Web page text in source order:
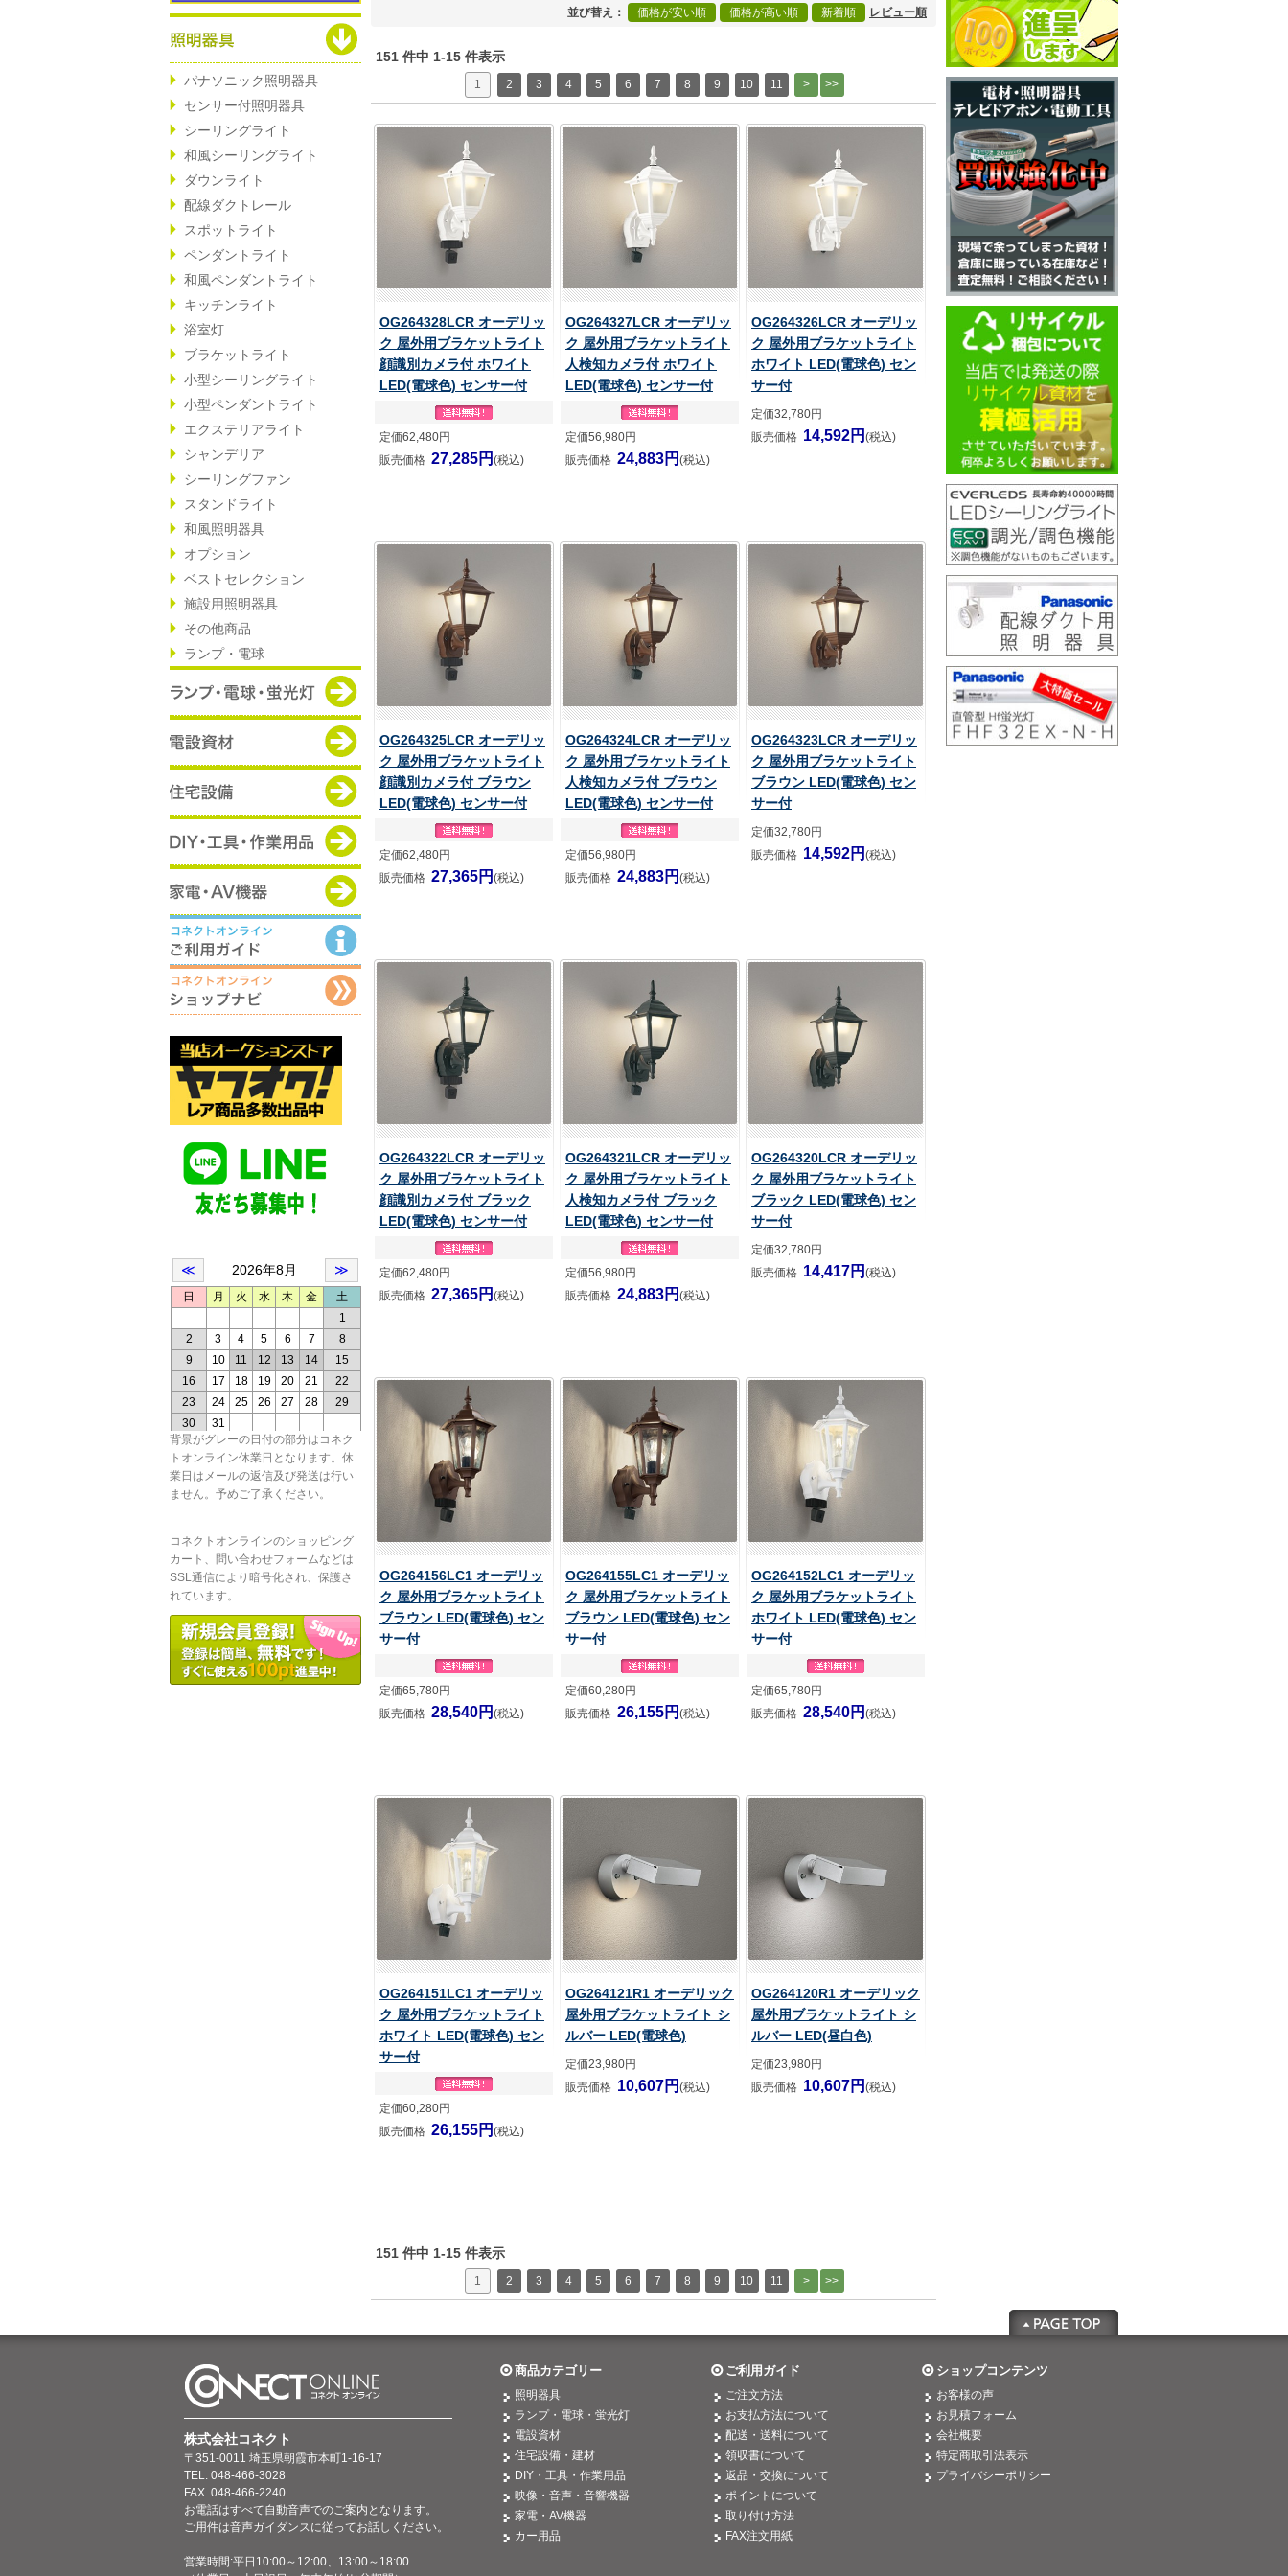
パナソニック照明器具
センサー付照明器具
シーリングライト
和風シーリングライト
ダウンライト
配線ダクトレール
スポットライト
ペンダントライト
和風ペンダントライト
キッチンライト
浴室灯
ブラケットライト
小型シーリングライト
小型ペンダントライト
エクステリアライト
シャンデリア
シーリングファン
スタンドライト
和風照明器具
オプション
ベストセレクション
施設用照明器具
その他商品
ランプ・電球
背景がグレーの日付の部分はコネク
トオンライン休業日となります。休
業日はメールの返信及び発送は行い
ません。予めご了承ください。
コネクトオンラインのショッピング
カート、問い合わせフォームなどは
SSL通信により暗号化され、保護さ
れています。
並び替え 価格が安い順 価格が高い順 新着順 レビュー順
151 件中 1-15 件表示
1 2 3 4 5 6 7 8 9 10 11
OG264328LCR オーデリッ
ク 屋外用ブラケットライト
顔識別カメラ付 ホワイト
LED(電球色) センサー付
定価62,480円
販売価格 27,285円 (税込)
OG264327LCR オーデリッ
ク 屋外用ブラケットライト
人検知カメラ付 ホワイト
LED(電球色) センサー付
定価56,980円
販売価格 24,883円 (税込)
OG264326LCR オーデリッ
ク 屋外用ブラケットライト
ホワイト LED(電球色) セン
サー付
定価32,780円
販売価格 14,592円 (税込)
OG264325LCR オーデリッ
ク 屋外用ブラケットライト
顔識別カメラ付 ブラウン
LED(電球色) センサー付
定価62,480円
販売価格 27,365円 (税込)
OG264324LCR オーデリッ
ク 屋外用ブラケットライト
人検知カメラ付 ブラウン
LED(電球色) センサー付
定価56,980円
販売価格 24,883円 (税込)
OG264323LCR オーデリッ
ク 屋外用ブラケットライト
ブラウン LED(電球色) セン
サー付
定価32,780円
販売価格 14,592円 (税込)
OG264322LCR オーデリッ
ク 屋外用ブラケットライト
顔識別カメラ付 ブラック
LED(電球色) センサー付
定価62,480円
販売価格 27,365円 (税込)
OG264321LCR オーデリッ
ク 屋外用ブラケットライト
人検知カメラ付 ブラック
LED(電球色) センサー付
定価56,980円
販売価格 24,883円 (税込)
OG264320LCR オーデリッ
ク 屋外用ブラケットライト
ブラック LED(電球色) セン
サー付
定価32,780円
販売価格 14,417円 (税込)
OG264156LC1 オーデリッ
ク 屋外用ブラケットライト
ブラウン LED(電球色) セン
サー付
定価65,780円
販売価格 28,540円 (税込)
OG264155LC1 オーデリッ
ク 屋外用ブラケットライト
ブラウン LED(電球色) セン
サー付
定価60,280円
販売価格 26,155円 (税込)
OG264152LC1 オーデリッ
ク 屋外用ブラケットライト
ホワイト LED(電球色) セン
サー付
定価65,780円
販売価格 28,540円 (税込)
OG264151LC1 オーデリッ
ク 屋外用ブラケットライト
ホワイト LED(電球色) セン
サー付
定価60,280円
販売価格 26,155円 (税込)
OG264121R1 オーデリック
屋外用ブラケットライト シ
ルバー LED(電球色)
定価23,980円
販売価格 10,607円 (税込)
OG264120R1 オーデリック
屋外用ブラケットライト シ
ルバー LED(昼白色)
定価23,980円
販売価格 10,607円 (税込)
151 件中 1-15 件表示
1 2 3 4 5 6 7 8 9 10 11
株式会社コネクト
〒351-0011 埼玉県朝霞市本町1-16-17
TEL. 048-466-3028
FAX. 048-466-2240
お電話はすべて自動音声でのご案内となります。
ご用件は音声ガイダンスに従ってお話しください。
営業時間:平日10:00～12:00、13:00～18:00
商品カテゴリー
照明器具
ランプ・電球・蛍光灯
電設資材
住宅設備・建材
DIY・工具・作業用品
映像・音声・音響機器
家電・AV機器
カー用品
ご利用ガイド
ご注文方法
お支払方法について
配送・送料について
領収書について
返品・交換について
ポイントについて
取り付け方法
FAX注文用紙
ショップコンテンツ
お客様の声
お見積フォーム
会社概要
特定商取引法表示
プライバシーポリシー